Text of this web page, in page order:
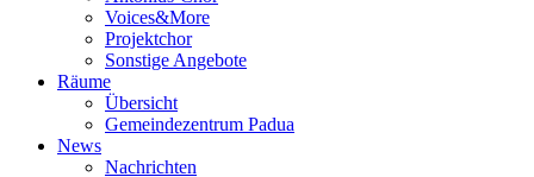
Voices&More
Projektchor
Sonstige Angebote
Räume
Übersicht
Gemeindezentrum Padua
News
Nachrichten